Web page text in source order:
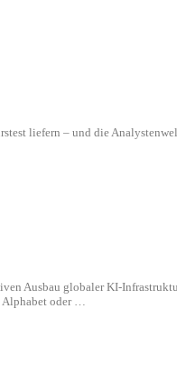
liefern – und die
Ausbau globaler KI-
oder …